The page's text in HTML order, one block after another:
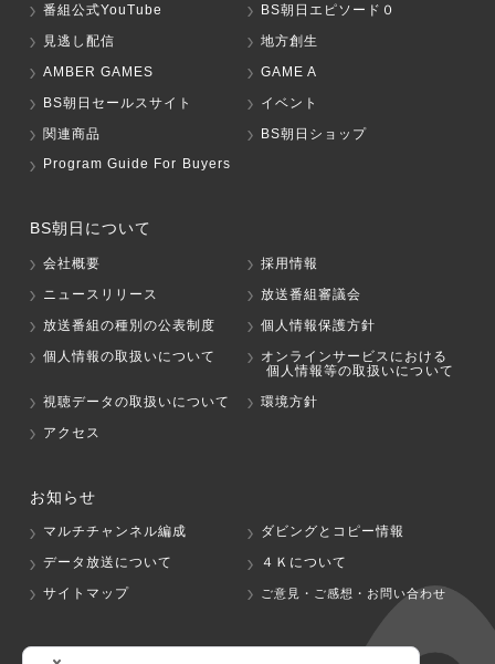
番組公式YouTube
BS朝日エピソード０
見逃し配信
地方創生
AMBER GAMES
GAME A
BS朝日セールスサイト
イベント
関連商品
BS朝日ショップ
Program Guide For Buyers
BS朝日について
会社概要
採用情報
ニュースリリース
放送番組審議会
放送番組の種別の公表制度
個人情報保護方針
個人情報の取扱いについて
オンラインサービスにおける
個人情報等の取扱いについて
視聴データの取扱いについて
環境方針
アクセス
お知らせ
マルチチャンネル編成
ダビングとコピー情報
データ放送について
４Ｋについて
サイトマップ
ご意見・ご感想・お問い合わせ
グループ会社